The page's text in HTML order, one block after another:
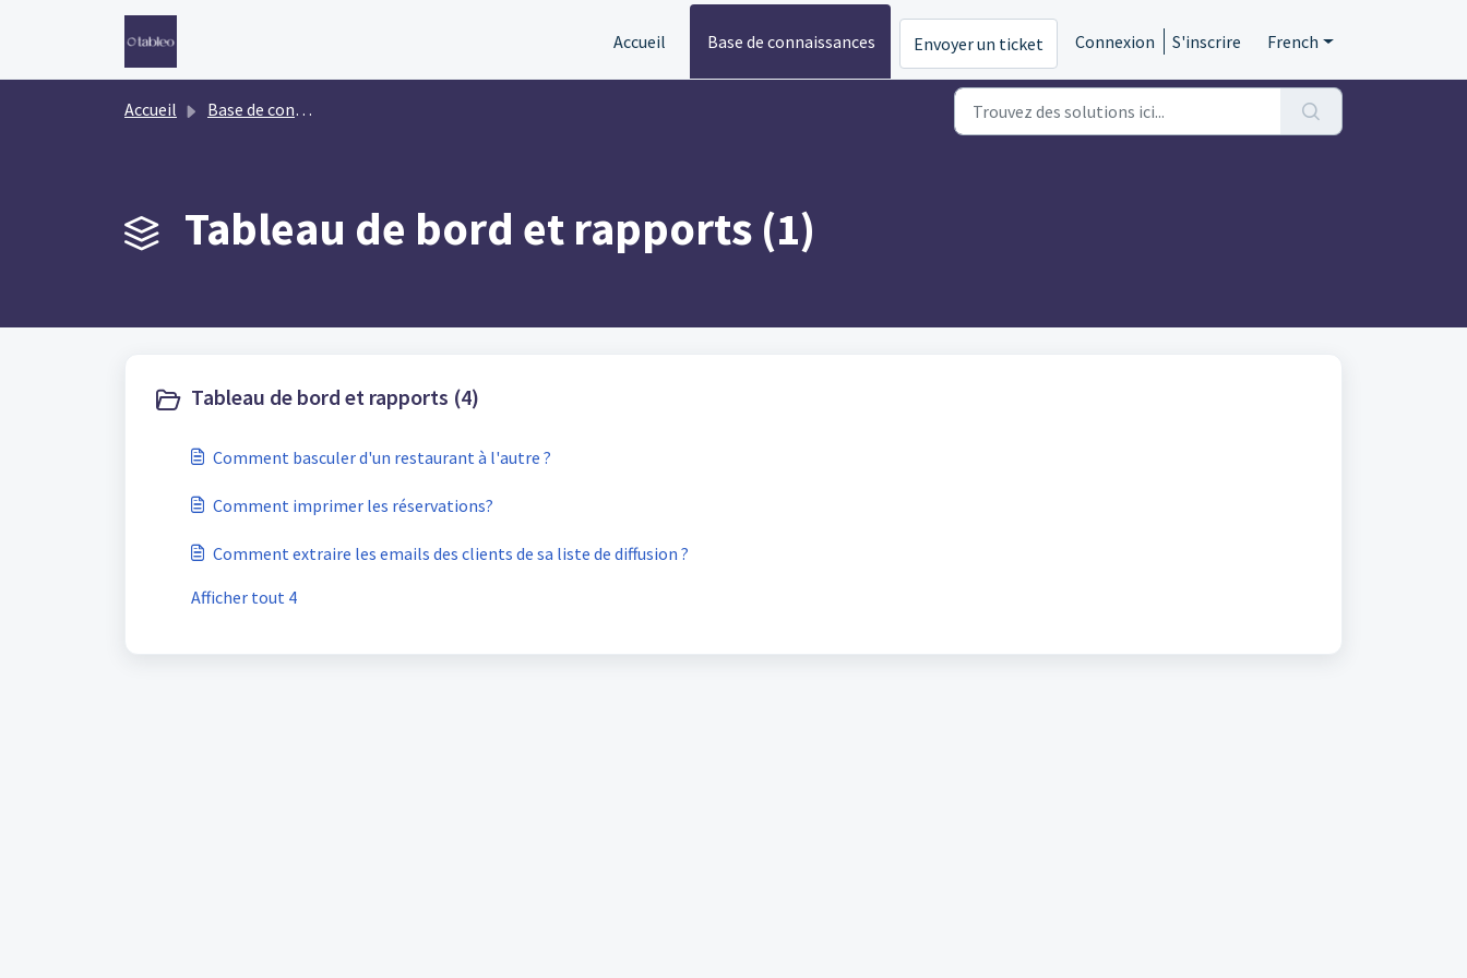
Passer au contenu principal
Accueil
Base de connaissances Envoyer un ticket Connexion S'inscrire French
Accueil Base de connaissances
Tableau de bord et rapports (1)
Tableau de bord et rapports (4)
Comment basculer d'un restaurant à l'autre ?
Comment imprimer les réservations?
Comment extraire les emails des clients de sa liste de diffusion ?
Afficher tout 4